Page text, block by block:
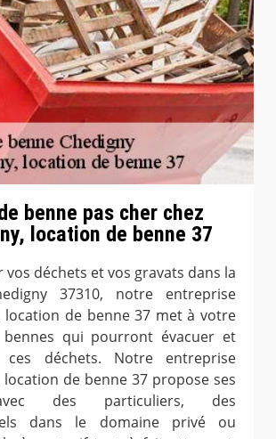
benne pas cher chez
location de benne 37
vos déchets et vos gravats dans la
37310, notre entreprise
location de benne 37 met à votre
bennes qui pourront évacuer et
ces déchets. Notre entreprise
location de benne 37 propose ses
des particuliers, des
dans le domaine privé ou